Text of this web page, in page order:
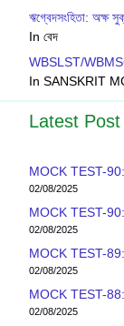
ঋগ্বেদসংহিতা: অক্ষ
In বেদ
WBSLST/
In SANSKRIT
Latest Post
MOCK TEST-
02/08/2025
MOCK TEST-
02/08/2025
MOCK TEST-
02/08/2025
MOCK TEST-
02/08/2025